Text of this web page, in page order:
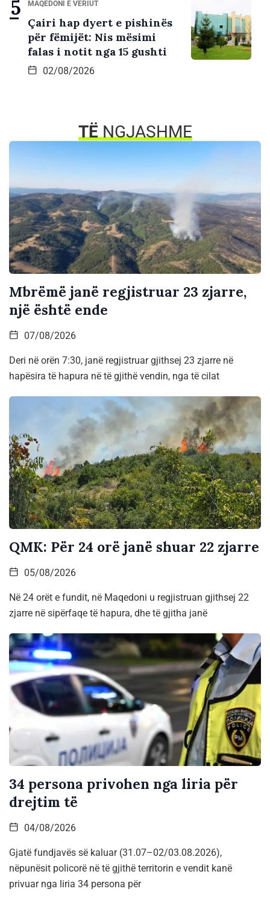
MAQEDONI E VERIUT
Çairi hap dyert e pishinës
për fëmijët: Nis mësimi
falas i notit nga 15 gushti
02/08/2026
TËNGJASHME
Mbrëmë janë regjistruar 23 zjarre,
një është ende
07/08/2026
Deri në orën 7:30, janë regjistruar gjithsej 23 zjarre në
hapësira të hapura në të gjithë vendin, nga të cilat
QMK: Për 24 orë janë shuar 22 zjarre
05/08/2026
Në 24 orët e fundit, në Maqedoni u regjistruan gjithsej 22
zjarre në sipërfaqe të hapura, dhe të gjitha janë
34 persona privohen nga liria për
drejtim të
04/08/2026
Gjatë fundjavës së kaluar (31.07–02/03.08.2026),
nëpunësit policorë në të gjithë territorin e vendit kanë
privuar nga liria 34 persona për